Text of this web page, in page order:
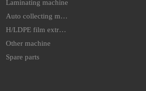
Laminating machine
Auto collecting machine
H/LDPE film extruder machine
Other machine
Spare parts